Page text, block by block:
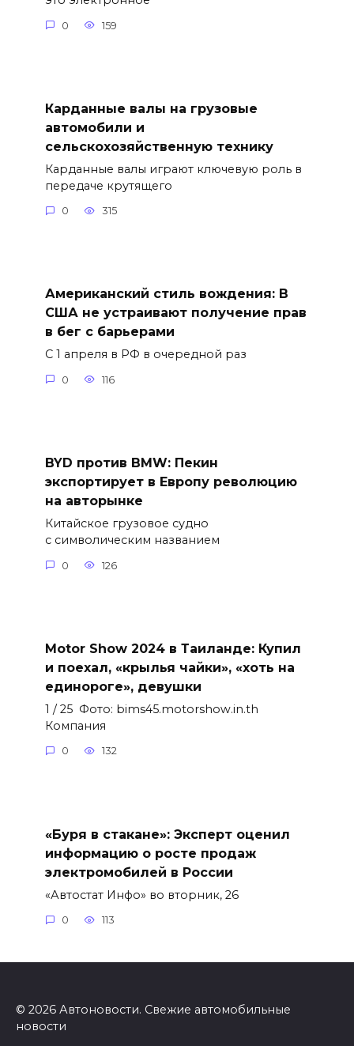
0 159
Карданные валы на грузовые
автомобили и
сельскохозяйственную технику
Карданные валы играют ключевую роль в
передаче крутящего
0 315
Американский стиль вождения: В
США не устраивают получение прав
в бег с барьерами
С 1 апреля в РФ в очередной раз
0 116
BYD против BMW: Пекин
экспортирует в Европу революцию
на авторынке
Китайское грузовое судно
с символическим названием
0 126
Motor Show 2024 в Таиланде: Купил
и поехал, «крылья чайки», «хоть на
единороге», девушки
1 / 25 Фото: bims45.motorshow.in.th
Компания
0 132
«Буря в стакане»: Эксперт оценил
информацию о росте продаж
электромобилей в России
«Автостат Инфо» во вторник, 26
0 113
© 2026 Автоновости. Свежие автомобильные
новости